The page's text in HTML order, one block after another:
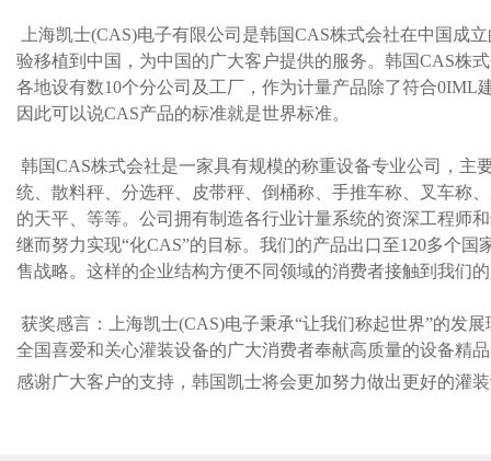
上海凯士(CAS)电子有限公司是韩国CAS株式会社在中国成
验移植到中国，为中国的广大客户提供的服务。韩国CAS株
各地设有数10个分公司及工厂，作为计量产品除了符合
因此可以说CAS产品的标准就是世界标准。
韩国CAS株式会社是一家具有规模的称重设备专业公司，
统、散料秤、分选秤、皮带秤、倒桶称、手推车称、叉车称
的天平、等等。公司拥有制造各行业计量系统的资深工程师
继而努力实现“化CAS”的目标。我们的产品出口至120多个
售战略。这样的企业结构方便不同领域的消费者接触到我
获奖感言：上海凯士(CAS)电子秉承“让我们称起世界”的发展
全国喜爱和关心灌装设备的广大消费者奉献高质量的设备精
感谢广大客户的支持，韩国凯士将会更加努力做出更好的灌